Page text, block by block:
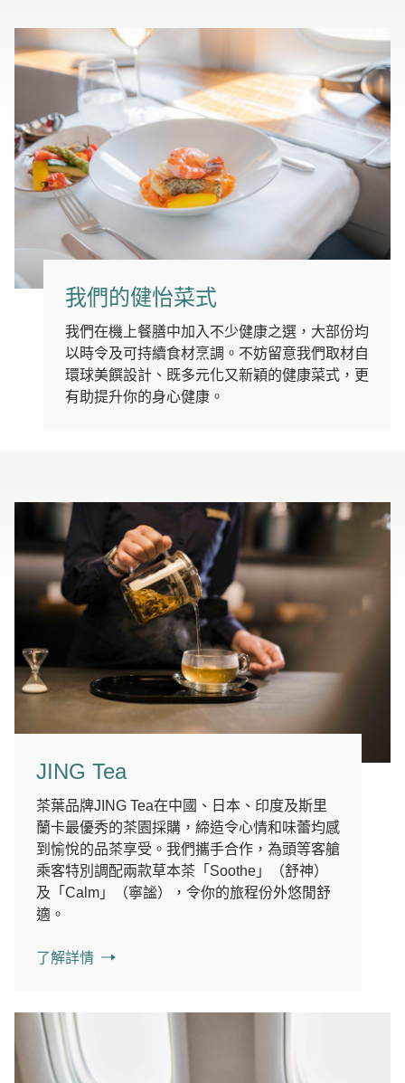
我們的健怡菜式
我們在機上餐膳中加入不少健康之選，大部份均
以時令及可持續食材烹調。不妨留意我們取材自
環球美饌設計、既多元化又新穎的健康菜式，更
有助提升你的身心健康。
JING Tea
茶葉品牌JING Tea在中國、日本、印度及斯里
蘭卡最優秀的茶園採購，締造令心情和味蕾均感
到愉悅的品茶享受。我們攜手合作，為頭等客艙
乘客特別調配兩款草本茶「Soothe」（舒神）
及「Calm」（寧謐），令你的旅程份外悠閒舒
適。
了解詳情